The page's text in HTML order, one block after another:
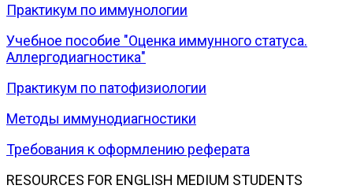
Практикум по иммунологии
Учебное пособие "Оценка иммунного статуса.
Аллергодиагностика"
Практикум по патофизиологии
Методы иммунодиагностики
Требования к оформлению реферата
RESOURCES FOR ENGLISH MEDIUM STUDENTS